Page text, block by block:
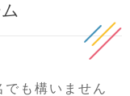
も構いません